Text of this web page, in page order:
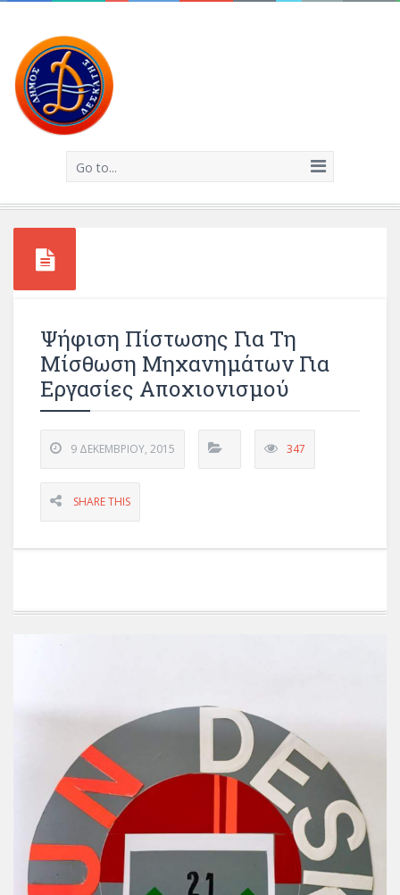
Go to...
Ψήφιση Πίστωσης Για Τη
Μίσθωση Μηχανημάτων Για
Εργασίες Αποχιονισμού
9 ΔΕΚΕΜΒΡΊΟΥ, 2015 347
SHARE THIS